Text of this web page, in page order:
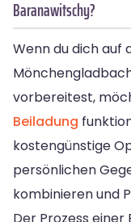
Baranawitschy?
Wenn du dich auf
vorbereitest,
Beiladung
kostengünstige
persönlichen
kombinieren und
Der Prozess